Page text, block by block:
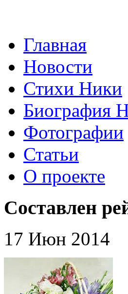
Главная
Новости
Стихи Ники
Биография
Фотографии
Статьи
О проекте
Составлен
17 Июн 2014